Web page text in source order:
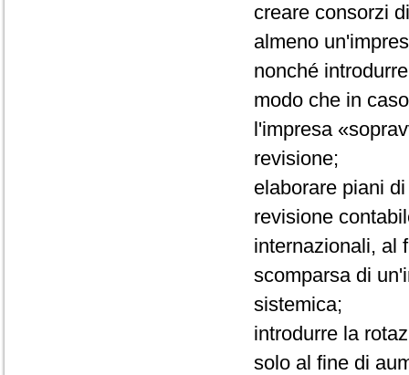
creare consorzi
almeno
nonché
modo che in
l'impresa
revisione;
elaborare piani
revisione
internazionali, al
scomparsa di
sistemica;
introdurre la
solo al fine di